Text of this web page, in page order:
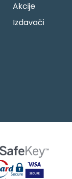
Akcije
Izdavači